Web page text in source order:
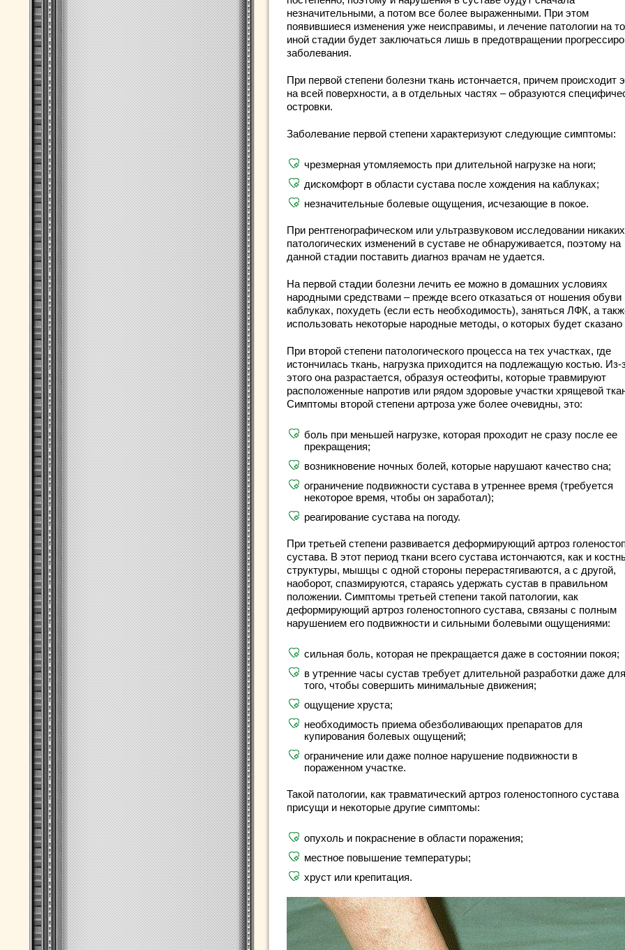
незначительными, а потом все более выраженными. При этом
появившиеся изменения уже неисправимы, и лечение патологии на
иной стадии будет заключаться лишь в предотвращении
заболевания.
При первой степени болезни ткань истончается, причем происходит
на всей поверхности, а в отдельных частях – образуются
островки.
Заболевание первой степени характеризуют следующие симптомы:
чрезмерная утомляемость при длительной нагрузке на ноги;
дискомфорт в области сустава после хождения на каблуках;
незначительные болевые ощущения, исчезающие в покое.
При рентгенографическом или ультразвуковом исследовании никаких
патологических изменений в суставе не обнаруживается, поэтому на
данной стадии поставить диагноз врачам не удается.
На первой стадии болезни лечить ее можно в домашних условиях
народными средствами – прежде всего отказаться от ношения обуви
каблуках, похудеть (если есть необходимость), заняться ЛФК, а
использовать некоторые народные методы, о которых будет
При второй степени патологического процесса на тех участках, где
истончилась ткань, нагрузка приходится на подлежащую костью. Из-
этого она разрастается, образуя остеофиты, которые травмируют
расположенные напротив или рядом здоровые участки хрящевой
Симптомы второй степени артроза уже более очевидны, это:
боль при меньшей нагрузке, которая проходит не сразу после ее
прекращения;
возникновение ночных болей, которые нарушают качество сна;
ограничение подвижности сустава в утреннее время (требуется
некоторое время, чтобы он заработал);
реагирование сустава на погоду.
При третьей степени развивается деформирующий артроз
сустава. В этот период ткани всего сустава истончаются, как и
структуры, мышцы с одной стороны перерастягиваются, а с другой,
наоборот, спазмируются, стараясь удержать сустав в правильном
положении. Симптомы третьей степени такой патологии, как
деформирующий артроз голеностопного сустава, связаны с полным
нарушением его подвижности и сильными болевыми ощущениями:
сильная боль, которая не прекращается даже в состоянии покоя;
в утренние часы сустав требует длительной разработки даже для
того, чтобы совершить минимальные движения;
ощущение хруста;
необходимость приема обезболивающих препаратов для
купирования болевых ощущений;
ограничение или даже полное нарушение подвижности в
пораженном участке.
Такой патологии, как травматический артроз голеностопного сустава
присущи и некоторые другие симптомы:
опухоль и покраснение в области поражения;
местное повышение температуры;
хруст или крепитация.